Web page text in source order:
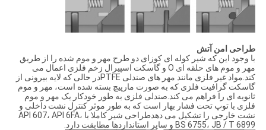
طراحی امن آتش
با وجود این که شیر کوله ای کوزای دو طرح مهر و موم شده را از طریق
مهر و موم های حلقه ای O و گاسکت اسپیرال زخم فلزی اعمال می
کند.مواد غیر فلزی مانند مهر های صندلی PTFEدر حالی که لایه بیرونی از
گاسکت گرافیت فلزی که به صورت مارپیچ بسته شده است، مهر و موم
ثانویه ای را فراهم می کند.صندلی فلزی به طور خودکار یک مهر و موم
فلزی با توپ تحت فشار بهار است که به طور موثر کنترل نشت داخلی و
نشت خارجی را تشکیل می دهدطراحی شیر کاملا با API 607، API 6FA،
BS 6755، JB / T 6899 و سایر استانداردها مطابقت دارد.